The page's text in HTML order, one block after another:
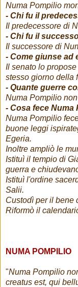
Numa Pompilio
- Chi fu il
Il predecessore di
- Chi fu il
Il successore di
- Come giunse ad
Il senato lo
stesso giorno della
- Quante guerre
Numa Pompilio
- Cosa fece Numa
Numa Pompilio
buone leggi
Egeria.
Inoltre ampliò le
Istituì il tempio di
guerra e
Istituì l'ordine
Salii.
Custodì per il bene
Riformò il
NUMA POMPILIO
"Numa Pompilio
creatus est, qui